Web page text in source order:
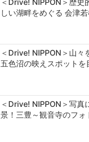
しい湖畔をめぐる 会津
＜Drive! NIPPON＞山々
五色沼の映えスポット
＜Drive! NIPPON＞写真
景！三豊～観音寺のフ